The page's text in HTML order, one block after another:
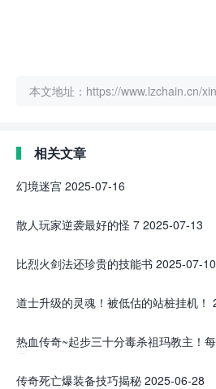
本文地址：https://www.lzchain.cn/
相关文章
幻境迷宫 2025-07-16
散人玩家逆袭最好的怪 7 2025-07-13
比烈火剑法还珍贵的技能书 2025-07-10
道士升级的灵魂！被低估的站桩挂机！
热血传奇~起步三十分毒杀祖玛教主！
传奇死亡爆装备技巧揭秘 2025-06-28